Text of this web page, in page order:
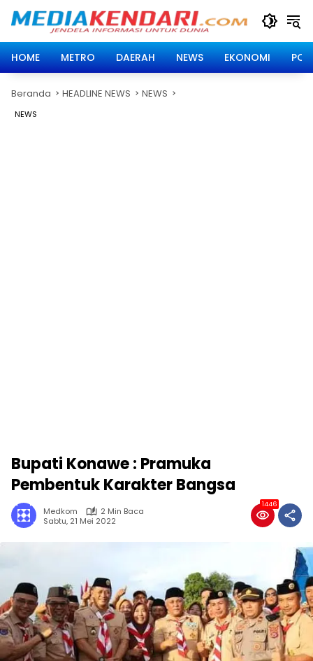
HOME
METRO DAERAH NEWS EKONOMI
Beranda HEADLINE NEWS NEWS
NEWS
Bupati Konawe : Pramuka
Pembentuk Karakter Bangsa
Medkom
2 Min Baca
Sabtu, 21 Mei 2022
1446